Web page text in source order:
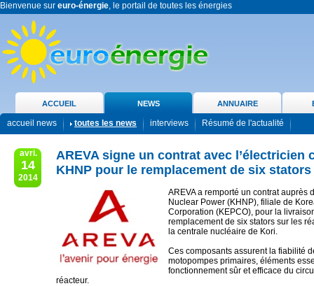
Bienvenue sur euro-énergie, le portail de toutes les énergies
ACCUEIL NEWS ANNUAIRE
accueil news toutes les news interviews Résumé de l'actualité
avri.
14
2014
AREVA signe un contrat avec l’électricien
KHNP pour le remplacement de six stators
AREVA a remporté un contrat auprès
Nuclear Power (KHNP), filiale de
Corporation (KEPCO), pour la
remplacement de six stators sur les
la centrale nucléaire de Kori.
Ces composants assurent la fiabilité
motopompes primaires, éléments
fonctionnement sûr et efficace du
réacteur.